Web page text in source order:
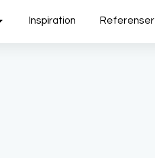
Inspiration Referenser